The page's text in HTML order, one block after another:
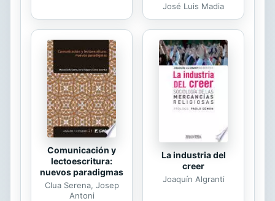
José Luis Madia
Comunicación y
lectoescritura:
nuevos paradigmas
Clua Serena, Josep
Antoni
La industria del
creer
Joaquín Algranti